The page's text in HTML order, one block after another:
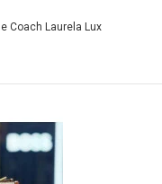
Coach Laurela Lux